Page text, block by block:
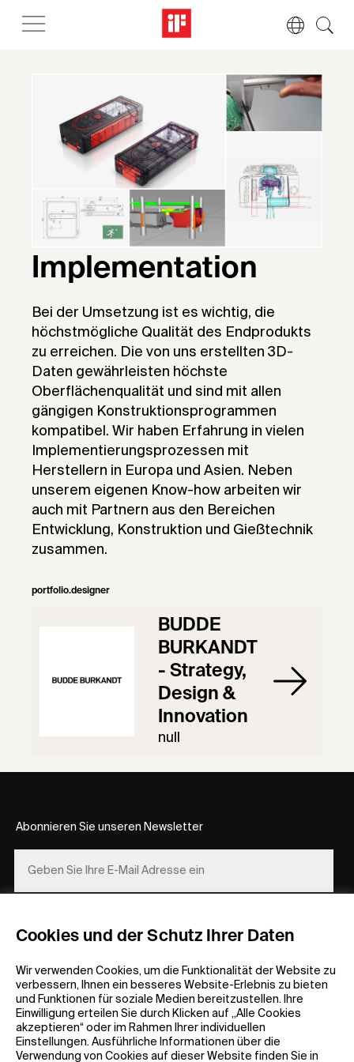
Cookies und der Schutz Ihrer Daten
Wir verwenden Cookies, um die Funktionalität der Website zu
verbessern, Ihnen ein besseres Website-Erlebnis zu bieten
und Funktionen für soziale Medien bereitzustellen. Ihre
Einwilligung erteilen Sie durch Klicken auf „Alle Cookies
akzeptieren“ oder im Rahmen Ihrer individuellen
Einstellungen. Ausführliche Informationen über die
Verwendung von Cookies auf dieser Website finden Sie in
Implementation
Bei der Umsetzung ist es wichtig, die
höchstmögliche Qualität des Endprodukts
zu erreichen. Die von uns erstellten 3D-
Daten gewährleisten höchste
Oberflächenqualität und sind mit allen
gängigen Konstruktionsprogrammen
kompatibel. Wir haben Erfahrung in vielen
Implementierungsprozessen mit
Herstellern in Europa und Asien. Neben
unserem eigenen Know-how arbeiten wir
auch mit Partnern aus den Bereichen
Entwicklung, Konstruktion und Gießtechnik
zusammen.
portfolio.designer
BUDDE
BURKANDT
- Strategy,
Design &
Innovation
null
Allgemeine Informationen Unternehmen
Abonnieren Sie unseren Newsletter
REGISTRIEREN